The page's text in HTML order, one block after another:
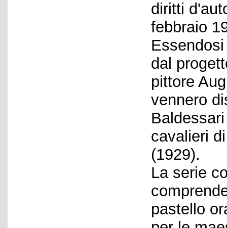
diritti
febbraio
dal
pittore
vennero
cavalieri
(1929).
La serie
pastello